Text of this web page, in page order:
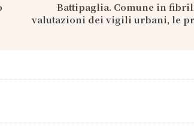
Battipaglia. Comune in
valutazioni dei vigili urbani, le